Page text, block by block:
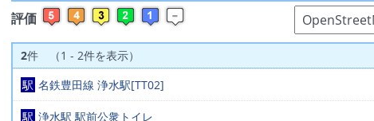
評価
2件 （1 - 2件を表示）
駅 名鉄豊田線 浄水駅[TT02]
駅 浄水駅 駅前公衆トイレ